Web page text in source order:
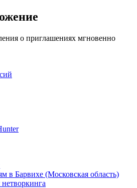
о приглашениях мгновенно
в Барвихе (Московская область)
нетворкинга